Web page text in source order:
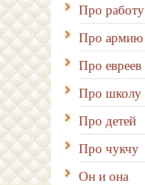
Про работу
Про армию
Про евреев
Про школу
Про детей
Про чукчу
Он и она